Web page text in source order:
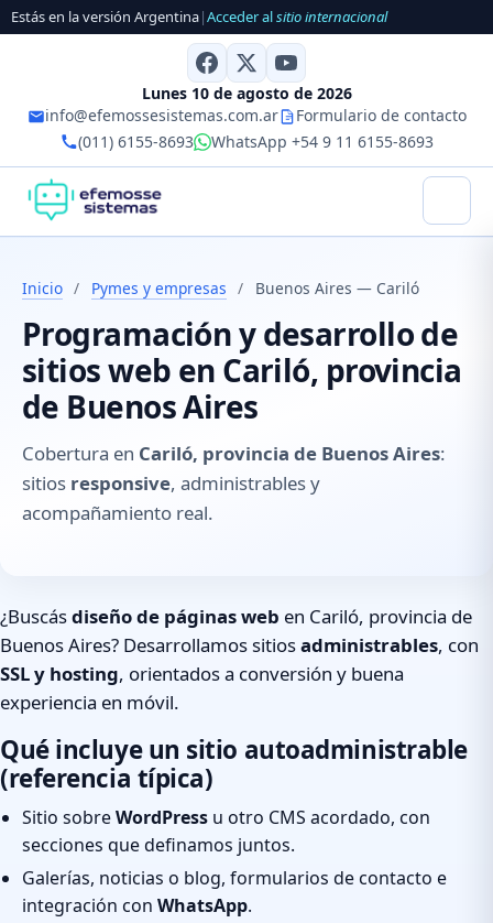
Estás en la versión Argentina|Acceder alsitio internacional
Lunes 10 de agosto de 2026
info@efemossesistemas.com.ar
Formulario de contacto
(011) 6155-8693
WhatsApp +54 9 11 6155-8693
Inicio / Pymes y empresas / Buenos Aires — Cariló
Programación y desarrollo de
sitios web en Cariló, provincia
de Buenos Aires
Cobertura en Cariló, provincia de Buenos Aires:
sitios responsive, administrables y
acompañamiento real.
¿Buscásdiseño de páginas web en Cariló, provincia de
Buenos Aires? Desarrollamos sitiosadministrables, con
SSL y hosting, orientados a conversión y buena
experiencia en móvil.
Qué incluye un sitio autoadministrable
(referencia típica)
Sitio sobreWordPress u otro CMS acordado, con
secciones que definamos juntos.
Galerías, noticias o blog, formularios de contacto e
integración con WhatsApp.